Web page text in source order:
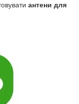
антени для